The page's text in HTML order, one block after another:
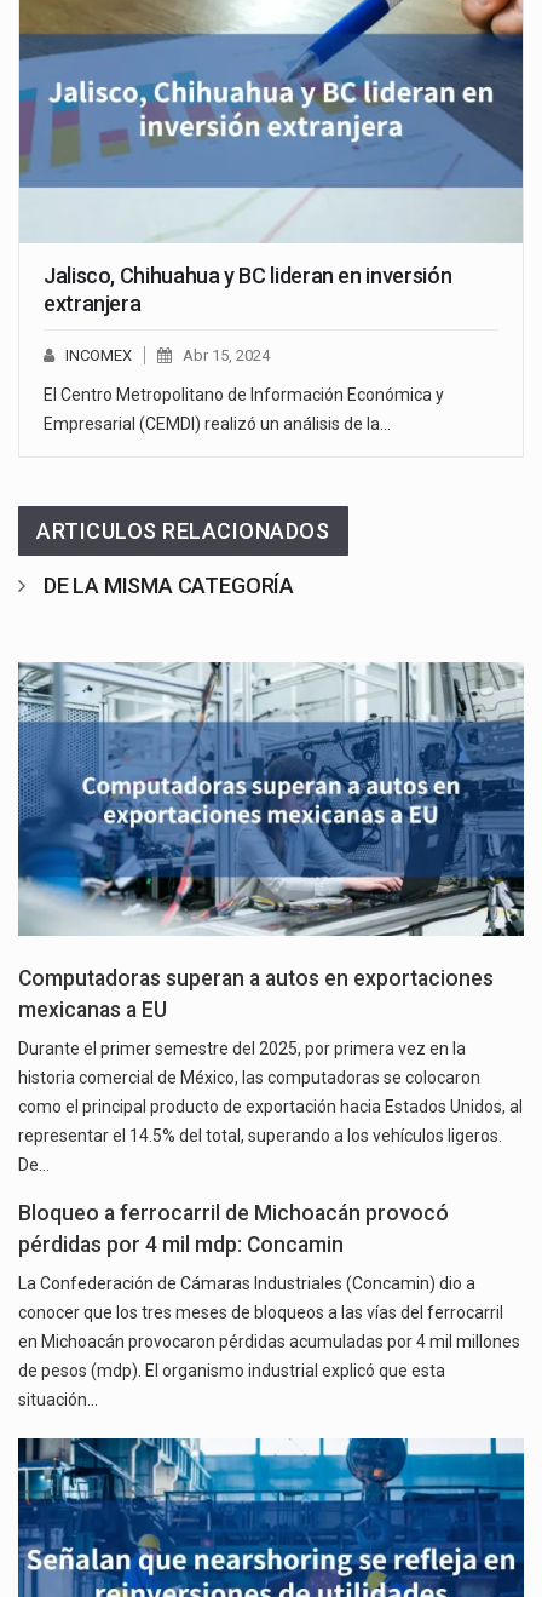
Jalisco, Chihuahua y BC lideran en inversión
extranjera
INCOMEX Abr 15, 2024
El Centro Metropolitano de Información Económica y
Empresarial (CEMDI) realizó un análisis de la…
ARTICULOS RELACIONADOS
DE LA MISMA CATEGORÍA
Computadoras superan a autos en exportaciones
mexicanas a EU
Durante el primer semestre del 2025, por primera vez en la
historia comercial de México, las computadoras se colocaron
como el principal producto de exportación hacia Estados Unidos, al
representar el 14.5% del total, superando a los vehículos ligeros.
De…
Bloqueo a ferrocarril de Michoacán provocó
pérdidas por 4 mil mdp: Concamin
La Confederación de Cámaras Industriales (Concamin) dio a
conocer que los tres meses de bloqueos a las vías del ferrocarril
en Michoacán provocaron pérdidas acumuladas por 4 mil millones
de pesos (mdp). El organismo industrial explicó que esta
situación…